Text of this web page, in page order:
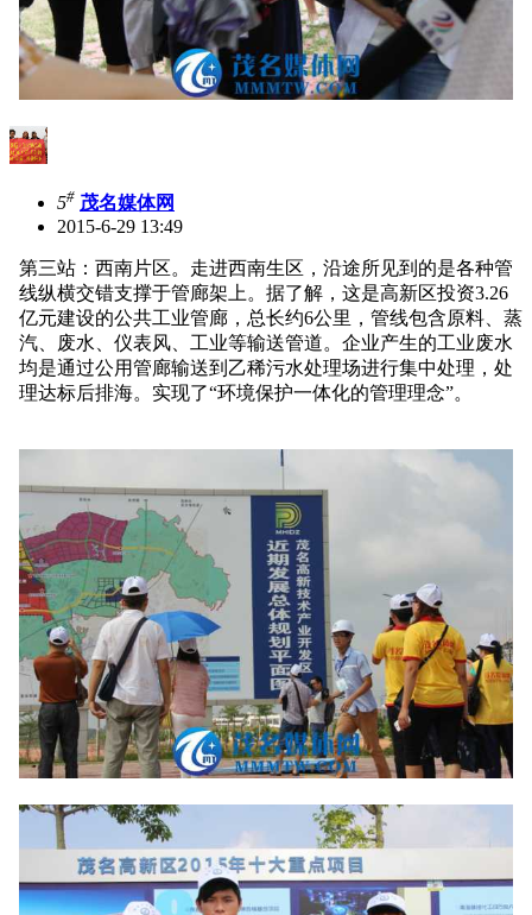
5# 茂名媒体网
2015-6-29 13:49
第三站：西南片区。走进西南生区，沿途所见到的是各种管
线纵横交错支撑于管廊架上。据了解，这是高新区投资3.26
亿元建设的公共工业管廊，总长约6公里，管线包含原料、蒸
汽、废水、仪表风、工业等输送管道。企业产生的工业废水
均是通过公用管廊输送到乙稀污水处理场进行集中处理，处
理达标后排海。实现了“环境保护一体化的管理理念”。